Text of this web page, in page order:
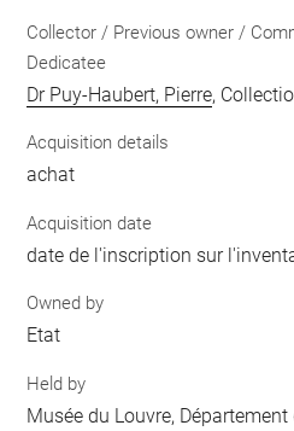
Collector / Previous owner /
Dedicatee
Dr Puy-Haubert, Pierre,
Acquisition details
achat
Acquisition date
date de l'inscription sur
Owned by
Etat
Held by
Musée du Louvre,